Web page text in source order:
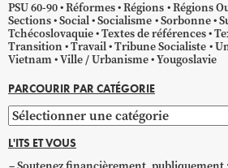
PSU 60-90 Réformes Régions Régions
Sections Social Socialisme Sorbonne
Tchécoslovaquie Textes de références
Transition Travail Tribune Socialiste
Vietnam Ville / Urbanisme Yougoslavie
PARCOURIR PAR CATÉGORIE
Parcourir
par
catégorie
L'ITS ET VOUS